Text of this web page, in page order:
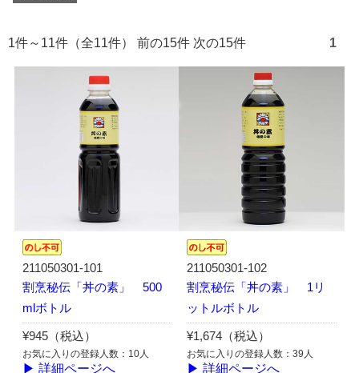
1件～11件（全11件） 前の15件 次の15件 1
211050301-101
割烹秘伝「丼の素」 500
mlボトル
¥945（税込）
お気に入りの登録人数：10人
▶ 詳細ページへ
211050301-102
割烹秘伝「丼の素」 1リ
ットルボトル
¥1,674（税込）
お気に入りの登録人数：39人
▶ 詳細ページへ